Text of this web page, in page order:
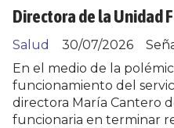
Directora de la Unidad
Salud
30/07/2026
En el medio de la
funcionamiento del
directora María Cantero
funcionaria en terminar